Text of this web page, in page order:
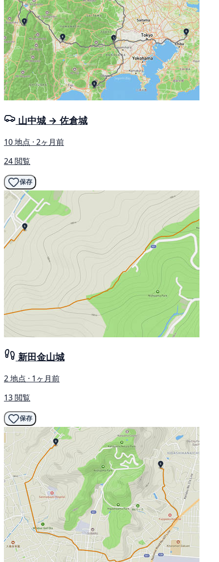
山中城 → 佐倉城
10 地点 · 2ヶ月前
24 閲覧
保存
新田金山城
2 地点 · 1ヶ月前
13 閲覧
保存